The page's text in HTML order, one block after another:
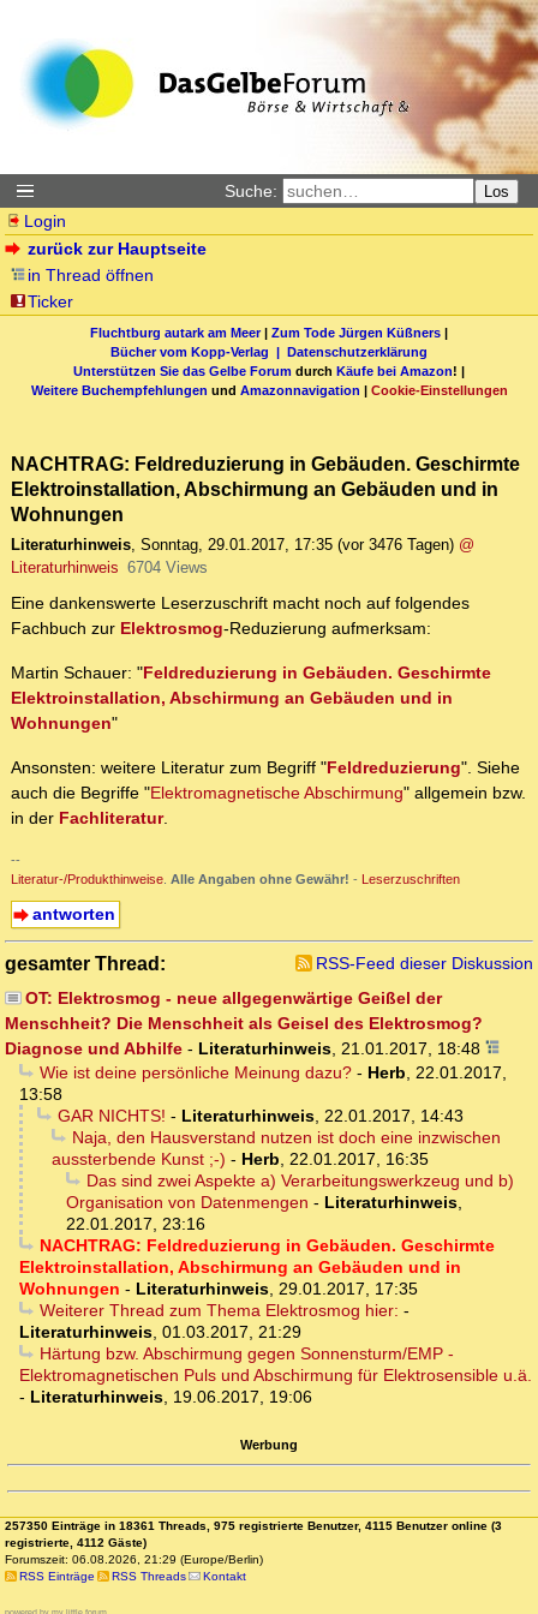
Suche: Los
Login
zurück zur Hauptseite
in Thread öffnen
Ticker
Fluchtburg autark am Meer| Zum Tode Jürgen Küßners |
Bücher vom Kopp-Verlag | Datenschutzerklärung
Unterstützen Sie das Gelbe Forum durch Käufe bei Amazon! |
Weitere Buchempfehlungen und Amazonnavigation | Cookie-Einstellungen
NACHTRAG: Feldreduzierung in Gebäuden. Geschirmte
Elektroinstallation, Abschirmung an Gebäuden und in
Wohnungen
Literaturhinweis, Sonntag, 29.01.2017, 17:35 (vor 3476 Tagen) @
Literaturhinweis 6704 Views
Eine dankenswerte Leserzuschrift macht noch auf folgendes
Fachbuch zur Elektrosmog-Reduzierung aufmerksam:
Martin Schauer: "Feldreduzierung in Gebäuden. Geschirmte
Elektroinstallation, Abschirmung an Gebäuden und in
Wohnungen"
Ansonsten: weitere Literatur zum Begriff "Feldreduzierung". Siehe
auch die Begriffe "Elektromagnetische Abschirmung" allgemein bzw.
in der Fachliteratur.
--
Literatur-/Produkthinweise. Alle Angaben ohne Gewähr! - Leserzuschriften
antworten
gesamter Thread:
RSS-Feed dieser Diskussion
OT: Elektrosmog - neue allgegenwärtige Geißel der
Menschheit? Die Menschheit als Geisel des Elektrosmog?
Diagnose und Abhilfe - Literaturhinweis, 21.01.2017, 18:48
Wie ist deine persönliche Meinung dazu?- Herb, 22.01.2017,
13:58
GAR NICHTS! - Literaturhinweis, 22.01.2017, 14:43
Naja, den Hausverstand nutzen ist doch eine inzwischen
aussterbende Kunst ;-) - Herb, 22.01.2017, 16:35
Das sind zwei Aspekte a) Verarbeitungswerkzeug und b)
Organisation von Datenmengen - Literaturhinweis,
22.01.2017, 23:16
NACHTRAG: Feldreduzierung in Gebäuden. Geschirmte
Elektroinstallation, Abschirmung an Gebäuden und in
Wohnungen - Literaturhinweis, 29.01.2017, 17:35
Weiterer Thread zum Thema Elektrosmog hier: -
Literaturhinweis, 01.03.2017, 21:29
Härtung bzw. Abschirmung gegen Sonnensturm/EMP -
Elektromagnetischen Puls und Abschirmung für Elektrosensible u.ä.
- Literaturhinweis, 19.06.2017, 19:06
Werbung
257350 Einträge in 18361 Threads, 975 registrierte Benutzer, 4115 Benutzer online (3
registrierte, 4112 Gäste)
Forumszeit: 06.08.2026, 21:29 (Europe/Berlin)
RSS Einträge
RSS Threads Kontakt